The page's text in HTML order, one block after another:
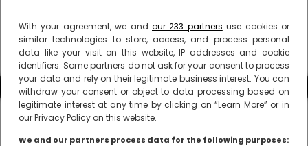
With your agreement, we and our 233 partners use cookies or
similar technologies to store, access, and process personal
data like your visit on this website, IP addresses and cookie
identifiers. Some partners do not ask for your consent to process
your data and rely on their legitimate business interest. You can
withdraw your consent or object to data processing based on
legitimate interest at any time by clicking on “Learn More” or in
our Privacy Policy on this website.
We and our partners process data for the following purposes: